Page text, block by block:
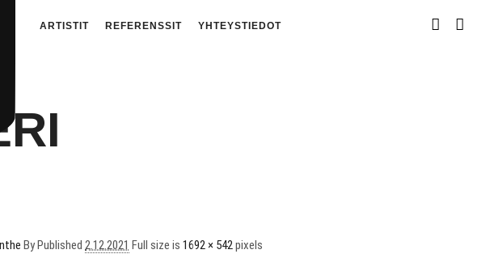
ARTISTIT REFERENSSIT YHTEYSTIEDOT
ByPublished 2.12.2021 Full size is 1692 × 542pixels